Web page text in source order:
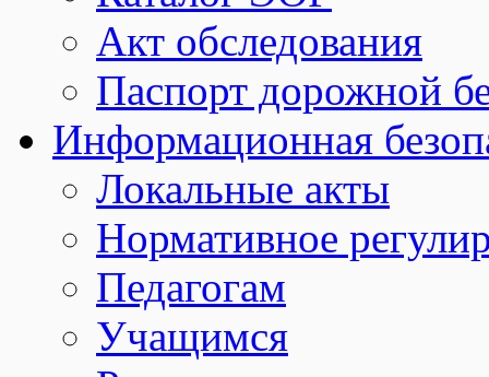
Акт обследования
Паспорт дорожной
Информационная
Локальные акты
Нормативное
Педагогам
Учащимся